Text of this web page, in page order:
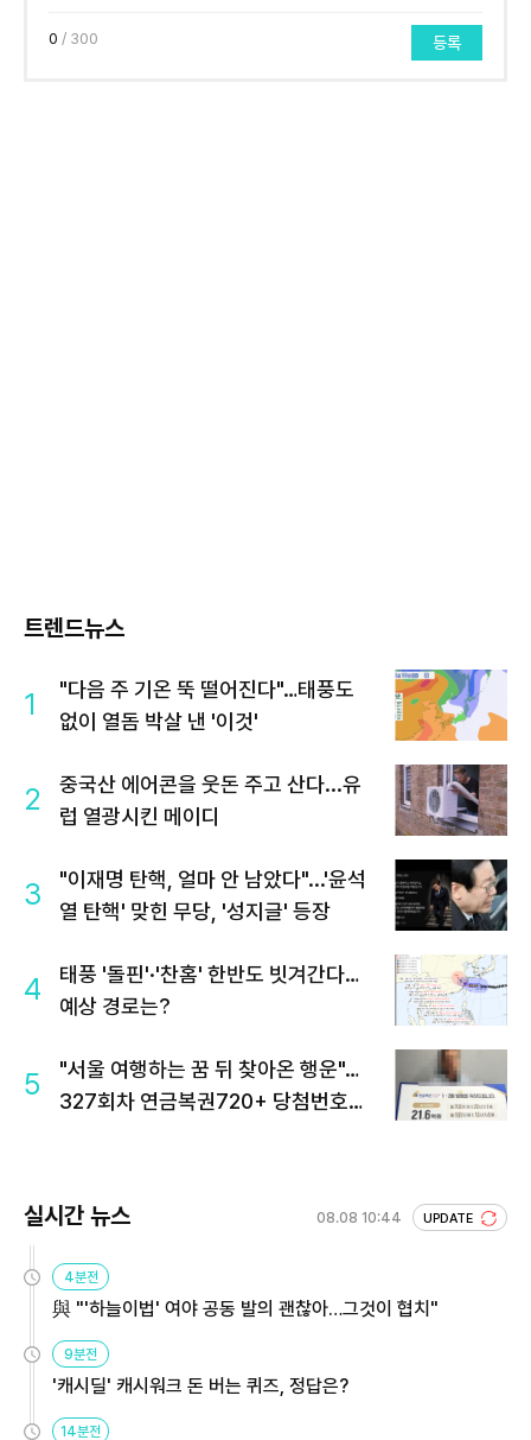
0 / 300 등록
트렌드뉴스
1
"다음 주 기온 뚝 떨어진다"…태풍도
없이 열돔 박살 낸 '이것'
2
중국산 에어콘을 웃돈 주고 산다...유
럽 열광시킨 메이디
3
"이재명 탄핵, 얼마 안 남았다"...'윤석
열 탄핵' 맞힌 무당, '성지글' 등장
4
태풍 '돌핀'·'찬홈' 한반도 빗겨간다…
예상 경로는?
5
"서울 여행하는 꿈 뒤 찾아온 행운"…
327회차 연금복권720+ 당첨번호조
실시간 뉴스 08.08 10:44 UPDATE
4분전
與 "'하늘이법' 여야 공동 발의 괜찮아…그것이 협치"
9분전
'캐시딜' 캐시워크 돈 버는 퀴즈, 정답은?
14분전